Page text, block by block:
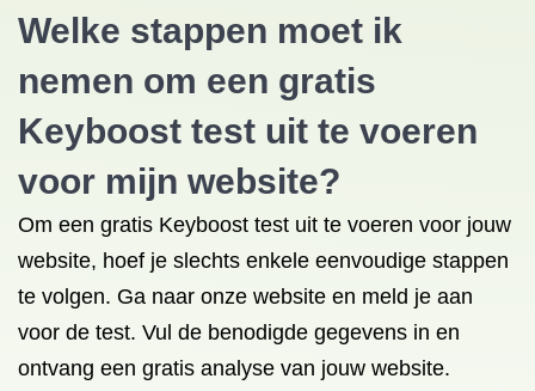
Welke stappen moet ik
nemen om een gratis
Keyboost test uit te voeren
voor mijn website?
Om een gratis Keyboost test uit te voeren voor jouw
website, hoef je slechts enkele eenvoudige stappen
te volgen. Ga naar onze website en meld je aan
voor de test. Vul de benodigde gegevens in en
ontvang een gratis analyse van jouw website.